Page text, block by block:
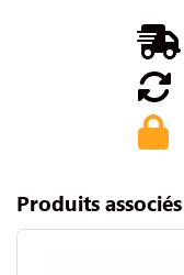
Produits associés